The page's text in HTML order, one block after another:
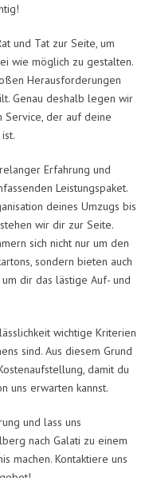
und Tat zur Seite, um
wie möglich zu gestalten.
Herausforderungen
Genau deshalb legen wir
Service, der auf deine
Erfahrung und
Leistungspaket.
deines Umzugs bis
wir dir zur Seite.
sich nicht nur um den
sondern bieten auch
dir das lästige Auf- und
wichtige Kriterien
sind. Aus diesem Grund
damit du
uns erwarten kannst.
und lass uns
nach Galati zu einem
machen. Kontaktiere uns